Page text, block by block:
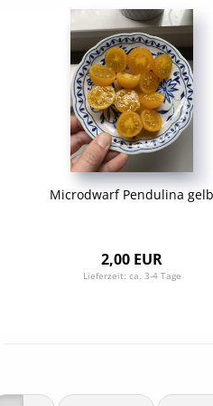
Microdwarf Pendulina gelb
2,00 EUR
Lieferzeit: ca. 3-4 Tage